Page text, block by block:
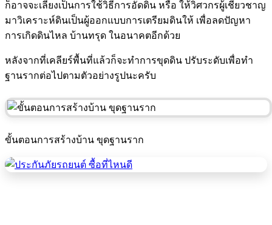
ก็อาจจะเลี่ยงเป็นการใช้วิธีการอัดดิน หรือ ให้วิศวกรผู้เชียวชาญ
มาวิเคราะห์ดินเป็นผู้ออกแบบการเตรียมดินให้ เพื่อลดปัญหา
การเกิดดินไหล บ้านทรุด ในอนาคตอีกด้วย
หลังจากที่เคลียร์พื้นที่แล้วก็จะทำการขุดดิน ปรับระดับเพื่อทำ
ฐานรากต่อไปตามตัวอย่างรูปนะครับ
ขั้นตอนการสร้างบ้าน ขุดฐานราก